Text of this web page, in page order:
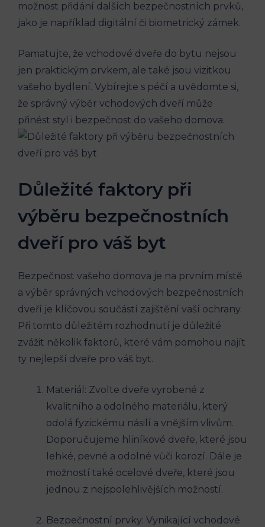
možnost přidání dalších bezpečnostních prvků,
jako je například digitální či biometrický zámek.
Pamatujte, že vchodové dveře do bytu nejsou
jen praktickým prvkem, ale také jsou vizitkou
vašeho bydlení. Vybírejte s péčí a uvědomte si,
že správný výběr vchodových dveří může
přinést styl i bezpečnost do vašeho domova.
Důležité faktory při
výběru bezpečnostních
dveří pro váš byt
Bezpečnost vašeho domova je na prvním místě
a výběr správných vchodových bezpečnostních
dveří je klíčovou součástí zajištění vaší ochrany.
Při tomto důležitém rozhodnutí je důležité
zvážit několik faktorů, které vám pomohou najít
ty nejlepší dveře pro váš byt.
Materiál: Zvolte dveře vyrobené z
kvalitního a odolného materiálu, který
odolá fyzickému násilí a vnějším vlivům.
Doporučujeme hliníkové dveře, které jsou
lehké, pevné a odolné vůči korozí. Dále je
možností také ocelové dveře, které jsou
jednou z nejspolehlivějších možností.
Bezpečnostní prvky: Vynikající vchodové